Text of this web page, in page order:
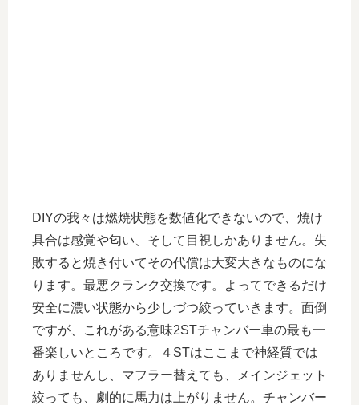
DIYの我々は燃焼状態を数値化できないので、焼け
具合は感覚や匂い、そして目視しかありません。失
敗すると焼き付いてその代償は大変大きなものにな
ります。最悪クランク交換です。よってできるだけ
安全に濃い状態から少しづつ絞っていきます。面倒
ですが、これがある意味2STチャンバー車の最も一
番楽しいところです。４STはここまで神経質では
ありませんし、マフラー替えても、メインジェット
絞っても、劇的に馬力は上がりません。チャンバー